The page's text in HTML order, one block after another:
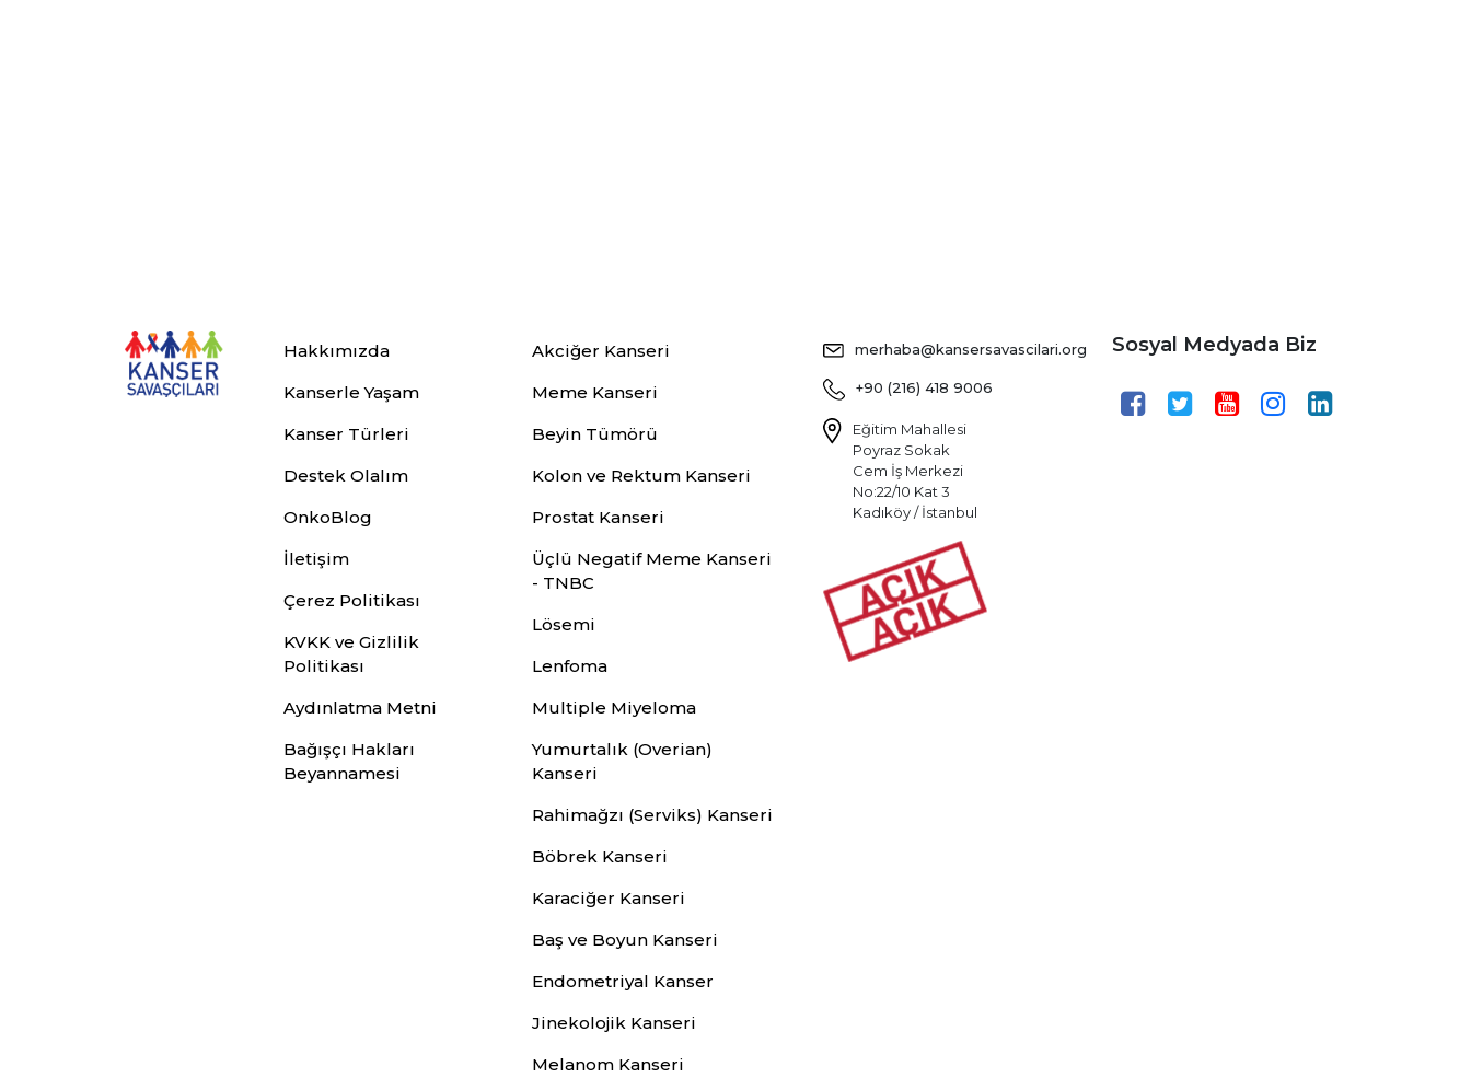
Hakkımızda
Kanserle Yaşam
Kanser Türleri
Destek Olalım
OnkoBlog
İletişim
Çerez Politikası
KVKK ve Gizlilik
Politikası
Aydınlatma Metni
Bağışçı Hakları
Beyannamesi
Akciğer Kanseri
Meme Kanseri
Beyin Tümörü
Kolon ve Rektum Kanseri
Prostat Kanseri
Üçlü Negatif Meme Kanseri
- TNBC
Lösemi
Lenfoma
Multiple Miyeloma
Yumurtalık (Overian)
Kanseri
Rahimağzı (Serviks) Kanseri
Böbrek Kanseri
Karaciğer Kanseri
Baş ve Boyun Kanseri
Endometriyal Kanser
Jinekolojik Kanseri
Melanom Kanseri
merhaba@kansersavascilari.org
+90 (216) 418 9006
Eğitim Mahallesi
Poyraz Sokak
Cem İş Merkezi
No:22/10 Kat 3
Kadıköy / İstanbul
Sosyal Medyada Biz